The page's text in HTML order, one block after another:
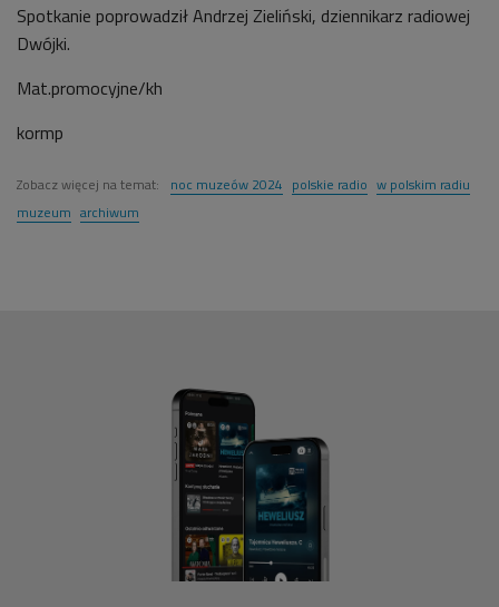
Spotkanie poprowadził Andrzej Zieliński, dziennikarz radiowej
Dwójki.
Mat.promocyjne/kh
kormp
Zobacz więcej na temat: noc muzeów 2024 polskie radio w polskim radiu
muzeum archiwum